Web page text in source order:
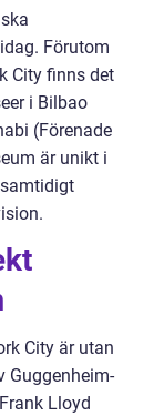
Förutom
City finns det
i Bilbao
(Förenade
är unikt i
City är utan
Guggenheim-
Lloyd